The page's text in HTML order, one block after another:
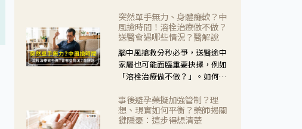
在重要。社團法人台灣自我照護
產業協會 提出「非處方藥正確使
用」與「藥師給力」，鼓勵民眾
建立安全且正確的自我照護習
慣。
突然單手無力、身體癱軟？中
風搶時間！溶栓治療做不做？
送醫會遇哪些情況？醫解說
腦中風搶救分秒必爭，送醫途中
家屬也可能面臨重要抉擇，例如
「溶栓治療做不做？」。如何搶
會理事長陳龍醫師解說！
事後避孕藥擬加強管制？理
想、現實如何平衡？藥師揭關
鍵隱憂：這步得想清楚